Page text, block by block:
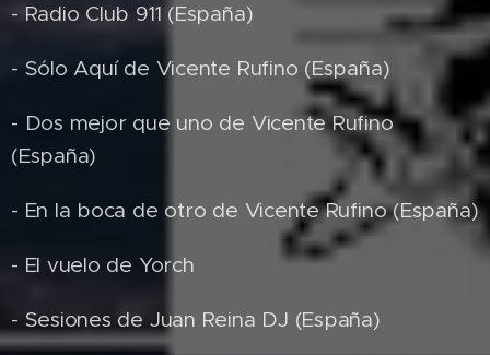
- Radio Club 911 (España)
- Sólo Aquí de Vicente Rufino (España)
- Dos mejor que uno de Vicente Rufino
(España)
- En la boca de otro de Vicente Rufino (España)
- El vuelo de Yorch
- Sesiones de Juan Reina DJ (España)